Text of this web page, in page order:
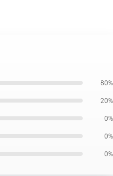
80%
20%
0%
0%
0%